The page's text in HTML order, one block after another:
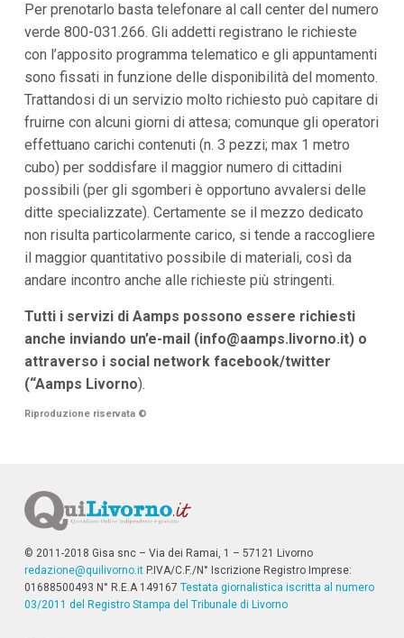
Per prenotarlo basta telefonare al call center del numero
verde 800-031.266. Gli addetti registrano le richieste
con l’apposito programma telematico e gli appuntamenti
sono fissati in funzione delle disponibilità del momento.
Trattandosi di un servizio molto richiesto può capitare di
fruirne con alcuni giorni di attesa; comunque gli operatori
effettuano carichi contenuti (n. 3 pezzi; max 1 metro
cubo) per soddisfare il maggior numero di cittadini
possibili (per gli sgomberi è opportuno avvalersi delle
ditte specializzate). Certamente se il mezzo dedicato
non risulta particolarmente carico, si tende a raccogliere
il maggior quantitativo possibile di materiali, così da
andare incontro anche alle richieste più stringenti.
Tutti i servizi di Aamps possono essere richiesti
anche inviando un’e-mail (info@aamps.livorno.it) o
attraverso i social network facebook/twitter
(“Aamps Livorno).
Riproduzione riservata ©
© 2011-2018 Gisa snc – Via dei Ramai, 1 – 57121 Livorno
redazione@quilivorno.itP.IVA/C.F./N° Iscrizione Registro Imprese:
01688500493 N° R.E.A 149167 Testata giornalistica iscritta al numero
03/2011 del Registro Stampa del Tribunale di Livorno